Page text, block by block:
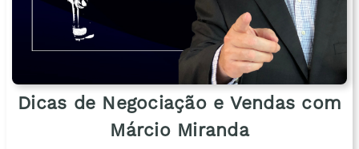
Dicas de Negociação e Vendas com
Márcio Miranda